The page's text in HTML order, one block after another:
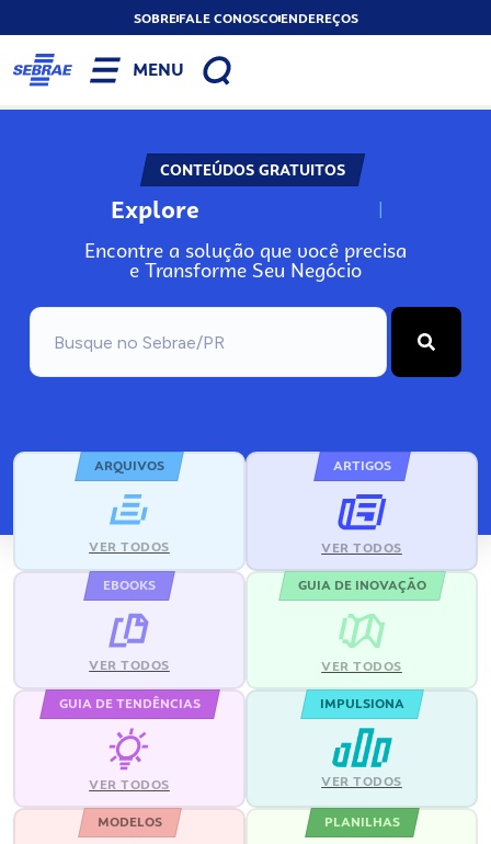
SOBREFALE CONOSCOENDEREÇOS
MENU
CONTEÚDOS GRATUITOS
Explore N
Encontre a solução que você precisa
e Transforme Seu Negócio
ARQUIVOS
VER TODOS
ARTIGOS
VER TODOS
EBOOKS
VER TODOS
GUIA DE INOVAÇÃO
VER TODOS
GUIA DE TENDÊNCIAS
VER TODOS
IMPULSIONA
VER TODOS
MODELOS PLANILHAS